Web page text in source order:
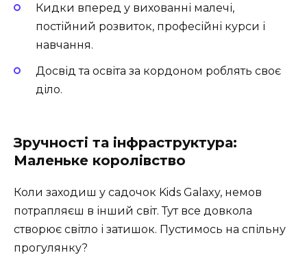
Кидки вперед у вихованні малечі,
постійний розвиток, професійні курси і
навчання.
Досвід та освіта за кордоном роблять своє
діло.
Зручності та інфраструктура:
Маленьке королівство
Коли заходиш у садочок Kids Galaxy, немов
потрапляєш в інший світ. Тут все довкола
створює світло і затишок. Пустимось на спільну
прогулянку?